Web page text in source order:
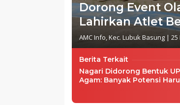
Dorong Event
Lahirkan Atlet
AMC Info,Kec. Lubuk Basung | 25
Berita Terkait
Nagari Didorong Bentuk
Agam: Banyak Potensi